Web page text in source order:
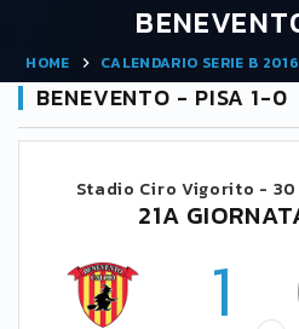
HOME CALENDARIO SERIE B
BENEVENTO - PISA 1-0
Stadio Ciro Vigorito -
21A
1